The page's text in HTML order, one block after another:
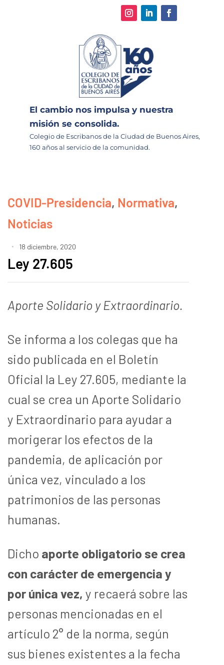
El cambio nos impulsa y nuestra
misión se consolida.
Colegio de Escribanos de la Ciudad de Buenos Aires,
160 años al servicio de la comunidad.
COVID-Presidencia, Normativa,
Noticias
18 diciembre, 2020
Ley 27.605
Aporte Solidario y Extraordinario.
Se informa a los colegas que ha
sido publicada en el Boletín
Oficial la Ley 27.605, mediante la
cual se crea un Aporte Solidario
y Extraordinario para ayudar a
morigerar los efectos de la
pandemia, de aplicación por
única vez, vinculado a los
patrimonios de las personas
humanas.
Dicho aporte obligatorio se crea
con carácter de emergencia y
por única vez, y recaerá sobre las
personas mencionadas en el
artículo 2° de la norma, según
sus bienes existentes a la fecha